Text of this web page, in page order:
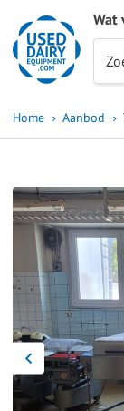
Wat
Home Aanbod